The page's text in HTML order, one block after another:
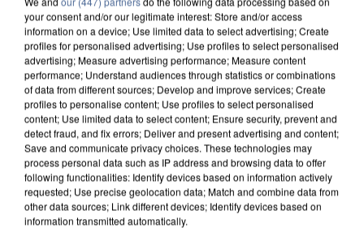
your consent and/or our legitimate interest: Store and/or access
information on a device; Use limited data to select advertising; Create
profiles for personalised advertising; Use profiles to select personalised
advertising; Measure advertising performance; Measure content
performance; Understand audiences through statistics or combinations
of data from different sources; Develop and improve services; Create
profiles to personalise content; Use profiles to select personalised
content; Use limited data to select content; Ensure security, prevent and
detect fraud, and fix errors; Deliver and present advertising and content;
Save and communicate privacy choices. These technologies may
process personal data such as IP address and browsing data to offer
following functionalities: Identify devices based on information actively
requested; Use precise geolocation data; Match and combine data from
other data sources; Link different devices; Identify devices based on
information transmitted automatically.